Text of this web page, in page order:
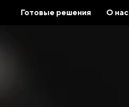
Готовые решения О нас